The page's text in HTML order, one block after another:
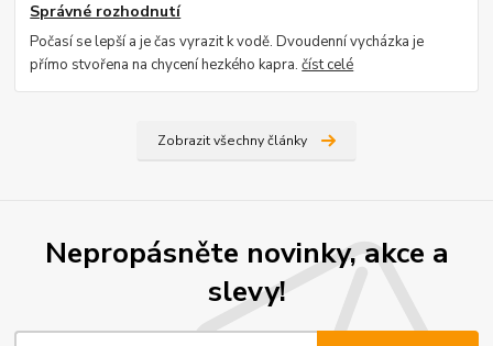
Správné rozhodnutí
Počasí se lepší a je čas vyrazit k vodě. Dvoudenní vycházka je
přímo stvořena na chycení hezkého kapra.číst celé
Zobrazit všechny články
Nepropásněte novinky, akce a
slevy!